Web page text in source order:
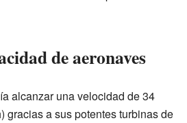
de aeronaves
alcanzar una velocidad de 34
gracias a sus potentes turbinas de